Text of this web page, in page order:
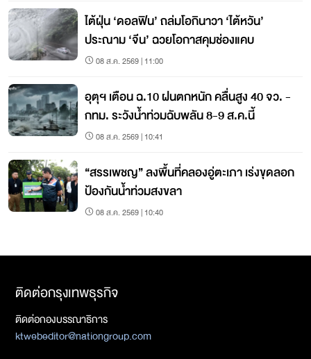
ไต้ฝุ่น ‘ดอลฟิน’ ถล่มโอกินาวา ‘ไต้หวัน’
ประณาม ‘จีน’ ฉวยโอกาสคุมช่องแคบ
08 ส.ค. 2569 | 11:00
อุตุฯ เตือน ฉ.10 ฝนตกหนัก คลื่นสูง 40 จว. -
กทม. ระวังน้ำท่วมฉับพลัน 8-9 ส.ค.นี้
08 ส.ค. 2569 | 10:41
“สรรเพชญ” ลงพื้นที่คลองอู่ตะเภา เร่งขุดลอก
ป้องกันน้ำท่วมสงขลา
08 ส.ค. 2569 | 10:40
ติดต่อกรุงเทพธุรกิจ
ติดต่อกองบรรณาธิการ
ktwebeditor@nationgroup.com